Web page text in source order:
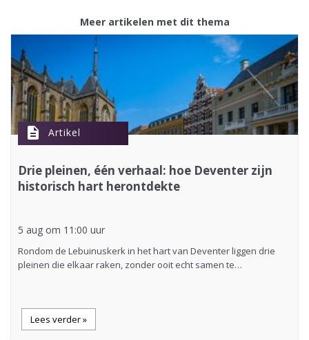
Meer artikelen met dit thema
description Artikel
Drie pleinen, één verhaal: hoe Deventer zijn
historisch hart herontdekte
5 aug om 11:00 uur
Rondom de Lebuinuskerk in het hart van Deventer liggen drie
pleinen die elkaar raken, zonder ooit echt samen te…
Lees verder »